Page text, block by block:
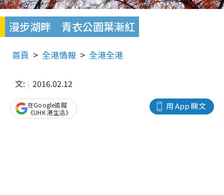
漫步湖畔 青衣公園葉漸紅
首頁 全港情報 全港全港
文: 2016.02.12
用 App 睇文
在Google追蹤
《UHK 港生活》